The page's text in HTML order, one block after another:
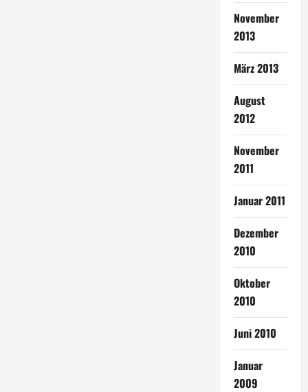
November
2013
März 2013
August
2012
November
2011
Januar 2011
Dezember
2010
Oktober
2010
Juni 2010
Januar
2009